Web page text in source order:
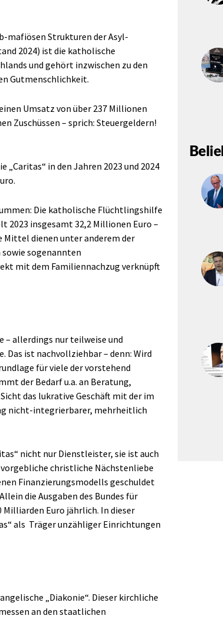
mafiösen Strukturen der Asyl-
2024) ist die katholische
und gehört inzwischen zu den
Gutmenschlichkeit.
Umsatz von über 237 Millionen
Zuschüssen – sprich: Steuergeldern!
in den Jahren 2023 und 2024
Die katholische Flüchtlingshilfe
2023 insgesamt 32,2 Millionen Euro –
Mittel dienen unter anderem der
sogenannten
mit dem Familiennachzug verknüpft
– allerdings nur teilweise und
Das ist nachvollziehbar – denn: Wird
für viele der vorstehend
der Bedarf u.a. an Beratung,
das lukrative Geschäft mit der im
nicht-integrierbarer, mehrheitlich
nicht nur Dienstleister, sie ist auch
christliche Nächstenliebe
Finanzierungsmodells geschuldet
die Ausgaben des Bundes für
Euro jährlich. In dieser
als Träger unzähliger Einrichtungen
„Diakonie“. Dieser kirchliche
an den staatlichen